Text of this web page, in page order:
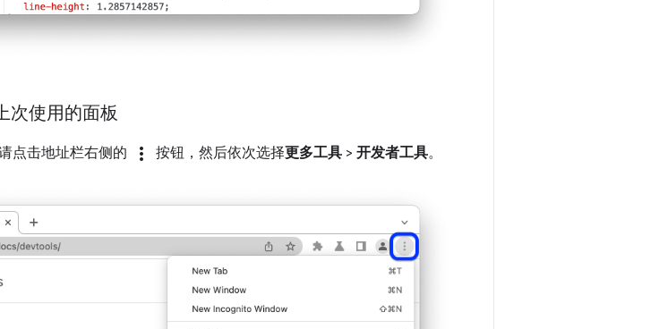
次使用的面板
点击地址栏右侧的 more_vert 按钮，然后依次选择更多工具 > 开发者工具。